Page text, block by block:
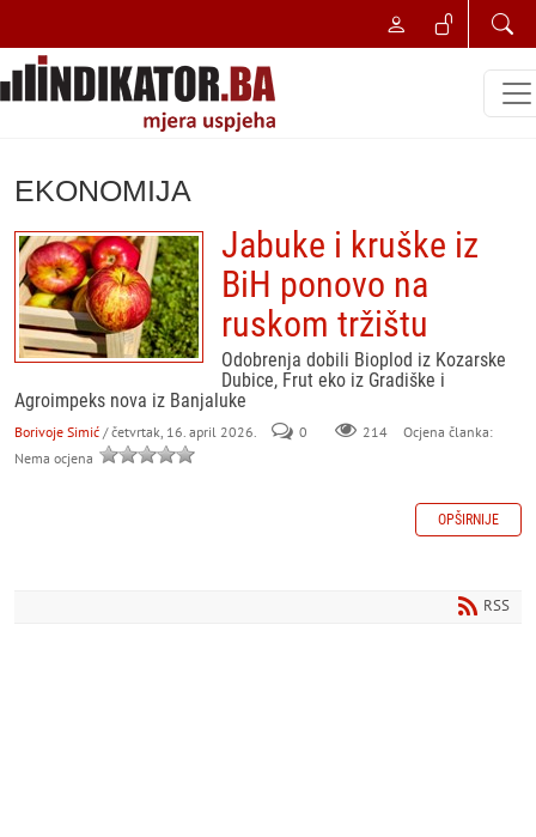
EKONOMIJA
Jabuke i kruške iz
BiH ponovo na
ruskom tržištu
Odobrenja dobili Bioplod iz Kozarske
Dubice, Frut eko iz Gradiške i
Agroimpeks nova iz Banjaluke
Borivoje Simić / četvrtak, 16. april 2026. 0 214
Ocjena članka:
Nema ocjena
OPŠIRNIJE
RSS